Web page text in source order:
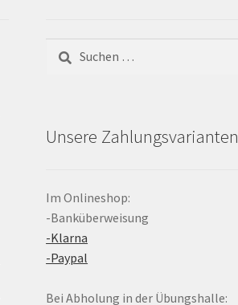
nach:
Unsere Zahlungsvarianten
Im Onlineshop:
-Banküberweisung
-Klarna
-Paypal
Bei Abholung in der Übungshalle: